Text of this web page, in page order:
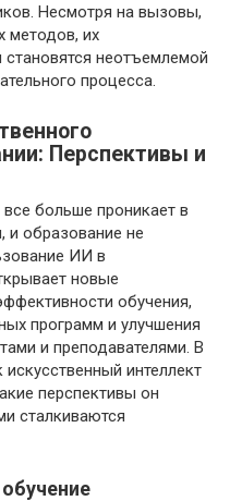
Несмотря на вызовы,
методов, их
неотъемлемой
процесса.
Перспективы и
больше проникает в
образование не
ИИ в
новые
обучения,
программ и улучшения
и преподавателями. В
интеллект
перспективы он
сталкиваются